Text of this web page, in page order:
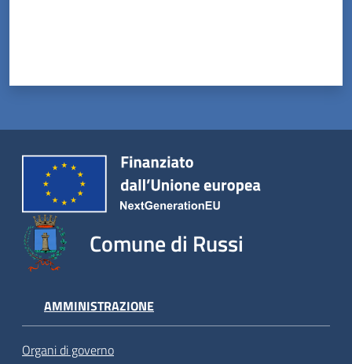
Comune di Russi
AMMINISTRAZIONE
Organi di governo